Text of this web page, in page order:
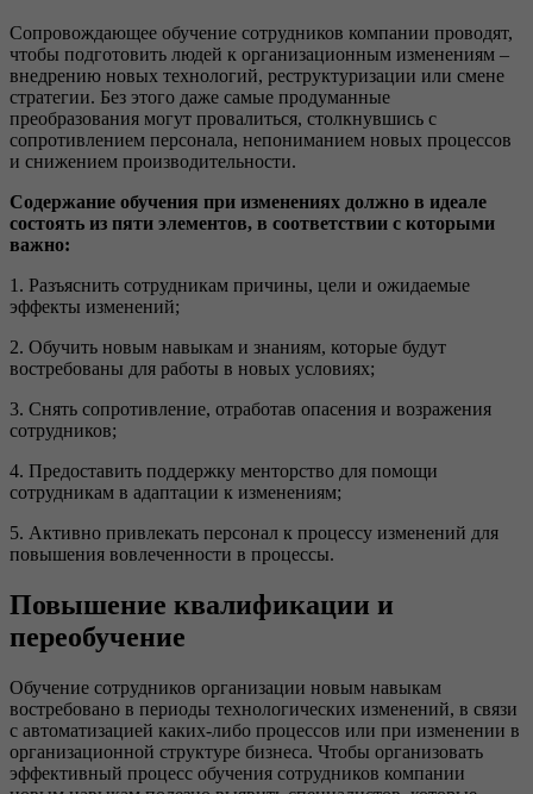
Сопровождающее обучение сотрудников компании проводят,
чтобы подготовить людей к организационным изменениям –
внедрению новых технологий, реструктуризации или смене
стратегии. Без этого даже самые продуманные
преобразования могут провалиться, столкнувшись с
сопротивлением персонала, непониманием новых процессов
и снижением производительности.
Содержание обучения при изменениях должно в идеале
состоять из пяти элементов, в соответствии с которыми
важно:
1. Разъяснить сотрудникам причины, цели и ожидаемые
эффекты изменений;
2. Обучить новым навыкам и знаниям, которые будут
востребованы для работы в новых условиях;
3. Снять сопротивление, отработав опасения и возражения
сотрудников;
4. Предоставить поддержку менторство для помощи
сотрудникам в адаптации к изменениям;
5. Активно привлекать персонал к процессу изменений для
повышения вовлеченности в процессы.
Повышение квалификации и
переобучение
Обучение сотрудников организации новым навыкам
востребовано в периоды технологических изменений, в связи
с автоматизацией каких-либо процессов или при изменении в
организационной структуре бизнеса. Чтобы организовать
эффективный процесс обучения сотрудников компании